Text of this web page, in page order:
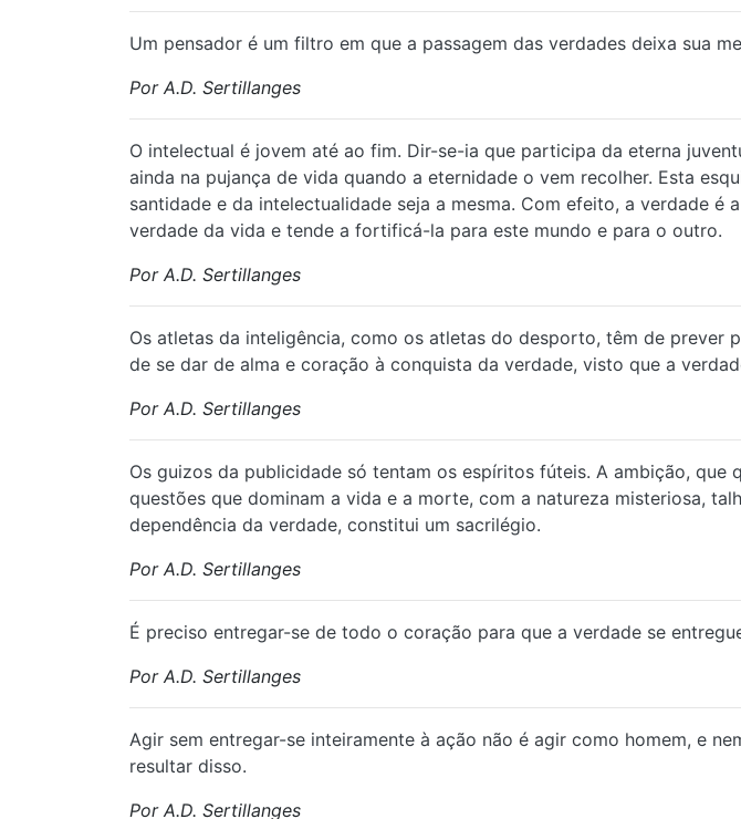
⁠Um pensador é um filtro em que a passagem das verdades deixa sua
Por A.D. Sertillanges
O intelectual é jovem até ao fim. Dir-se-ia que participa da eterna
ainda na pujança de vida quando a eternidade o vem recolher. Esta
santidade e da intelectualidade seja a mesma. Com efeito, a verdade
verdade da vida e tende a fortificá-la para este mundo e para o outro.
Por A.D. Sertillanges
Os atletas da inteligência, como os atletas do desporto, têm de prever
de se dar de alma e coração à conquista da verdade, visto que a
Por A.D. Sertillanges
Os guizos da publicidade só tentam os espíritos fúteis. A ambição,
questões que dominam a vida e a morte, com a natureza misteriosa,
dependência da verdade, constitui um sacrilégio.
Por A.D. Sertillanges
É preciso entregar-se de todo o coração para que a verdade se
Por A.D. Sertillanges
⁠Agir sem entregar-se inteiramente à ação não é agir como homem, e
resultar disso.
Por A.D. Sertillanges